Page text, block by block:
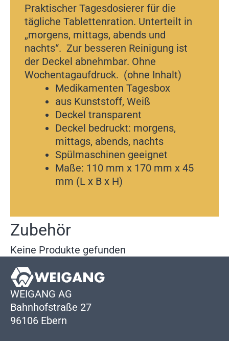
Praktischer Tagesdosierer für die
tägliche Tablettenration. Unterteilt in
„morgens, mittags, abends und
nachts“. Zur besseren Reinigung ist
der Deckel abnehmbar. Ohne
Wochentagaufdruck. (ohne Inhalt)
Medikamenten Tagesbox
aus Kunststoff, Weiß
Deckel transparent
Deckel bedruckt: morgens,
mittags, abends, nachts
Spülmaschinen geeignet
Maße: 110 mm x 170 mm x 45
mm (L x B x H)
Zubehör
Keine Produkte gefunden
WEIGANG AG
Bahnhofstraße 27
96106 Ebern